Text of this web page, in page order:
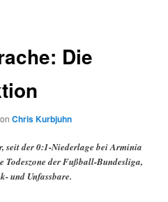
Die
Chris Kurbjuhn
der 0:1-Niederlage bei Arminia
Todeszone der Fußball-Bundesliga,
und Unfassbare.